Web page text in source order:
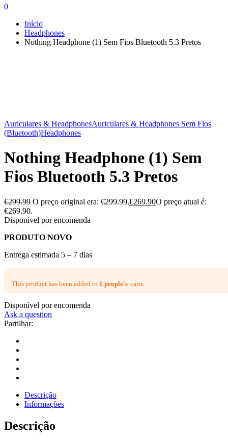
0
Início
Headphones
Nothing Headphone (1) Sem Fios Bluetooth 5.3 Pretos
Auriculares & HeadphonesAuriculares & Headphones Sem Fios
(Bluetooth)Headphones
Nothing Headphone (1) Sem
Fios Bluetooth 5.3 Pretos
€299.99 O preço original era: €299.99.€269.90O preço atual é:
€269.90.
Disponível por encomenda
PRODUTO NOVO
Entrega estimada 5 – 7 dias
This product has been added to 1 people's carts.
Disponível por encomenda
Ask a question
Partilhar:
Descrição
Informações
Descrição